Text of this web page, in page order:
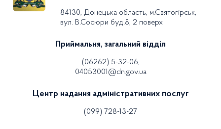
84130, Донецька область, м.Святогірськ,
вул. В.Сосюри буд.8, 2 поверх
Приймальня, загальний відділ
(06262) 5-32-06,
04053001@dn.gov.ua
Центр надання адміністративних послуг
(099) 728-13-27